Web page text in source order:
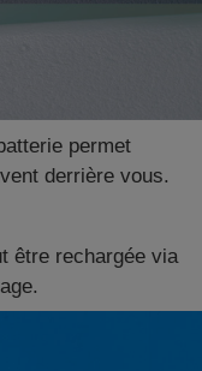
permet
derrière vous.
être rechargée via